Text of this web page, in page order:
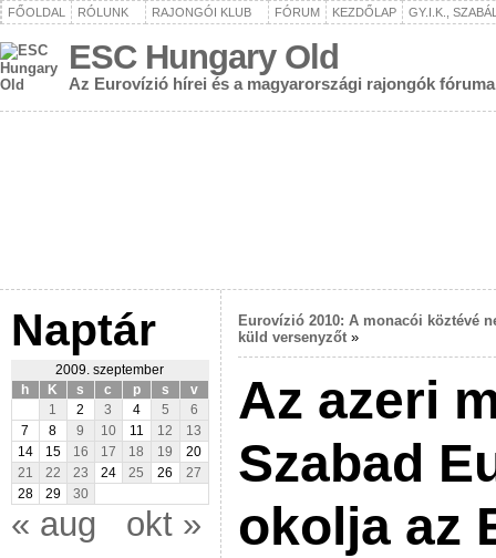
FŐOLDAL RÓLUNK RAJONGÓI KLUB FÓRUM KEZDŐLAP GY.I.K.,
ESC Hungary Old
Az Eurovízió hírei és a magyarországi rajongók fóruma
Naptár
2009. szeptember
h
K s c p s
v
1
2 3 4 5
6
7
8 9 10 11 12
13
14
15 16 17 18 19
20
21
22 23 24 25 26
27
28
29 30
« aug okt »
Eurovízió 2010: A monacói köztévé
küld versenyzőt »
Az azeri
Szabad
okolja az